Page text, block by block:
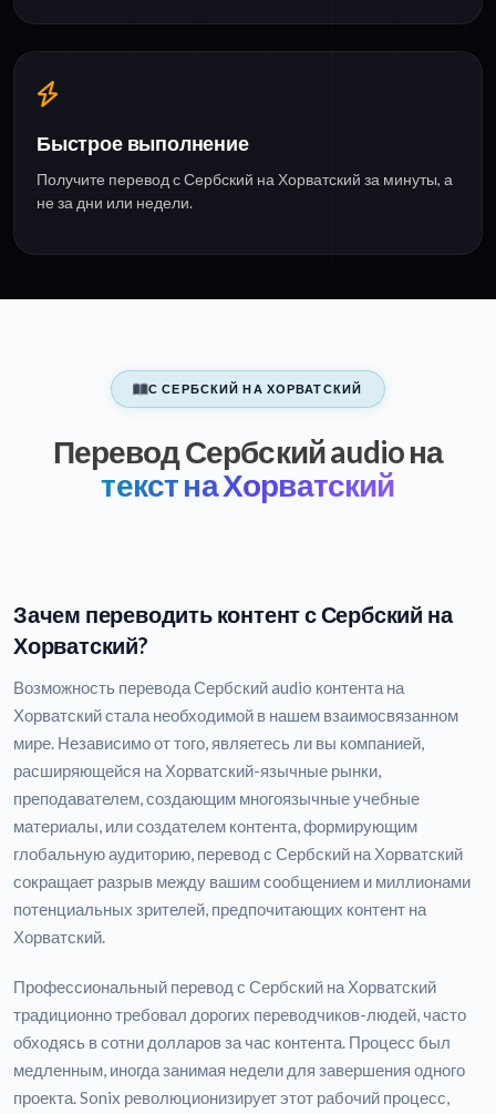
Быстрое выполнение
Получите перевод с Сербский на Хорватский за минуты, а
не за дни или недели.
С СЕРБСКИЙ НА ХОРВАТСКИЙ
Перевод Сербский audio на
текст на Хорватский
Зачем переводить контент с Сербский на
Хорватский?
Возможность перевода Сербский audio контента на
Хорватский стала необходимой в нашем взаимосвязанном
мире. Независимо от того, являетесь ли вы компанией,
расширяющейся на Хорватский-язычные рынки,
преподавателем, создающим многоязычные учебные
материалы, или создателем контента, формирующим
глобальную аудиторию, перевод с Сербский на Хорватский
сокращает разрыв между вашим сообщением и миллионами
потенциальных зрителей, предпочитающих контент на
Хорватский.
Профессиональный перевод с Сербский на Хорватский
традиционно требовал дорогих переводчиков-людей, часто
обходясь в сотни долларов за час контента. Процесс был
медленным, иногда занимая недели для завершения одного
проекта. Sonix революционизирует этот рабочий процесс,